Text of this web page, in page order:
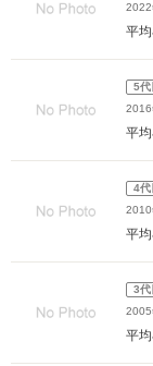
2022
平
5代
2016
平
4代
2010
平
3代
2005
平